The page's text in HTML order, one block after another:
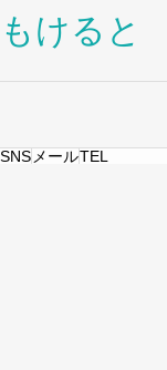
もけると
SNS メールTEL